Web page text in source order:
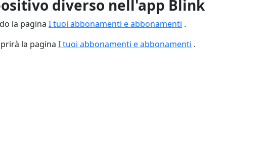
diverso nell'app Blink
la pagina I tuoi abbonamenti e abbonamenti .
la pagina I tuoi abbonamenti e abbonamenti .